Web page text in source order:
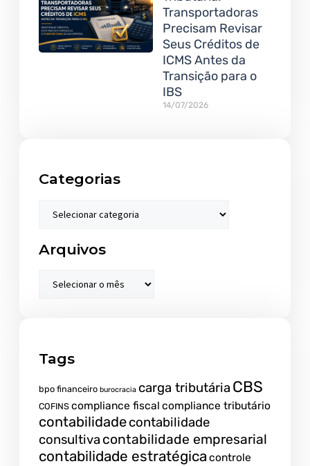
Transportadoras
Precisam Revisar
Seus Créditos de
ICMS Antes da
Transição para o
IBS
14/07/2026
Categorias
Arquivos
Tags
bpo financeiro burocracia carga tributária CBS
COFINS compliance fiscal compliance tributário
contabilidadecontabilidade
consultiva contabilidade empresarial
contabilidade estratégica controle